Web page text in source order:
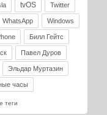
tvOS Twitter
WhatsApp Windows
Билл Гейтс
Павел Дуров
Эльдар Муртазин
часы
теги